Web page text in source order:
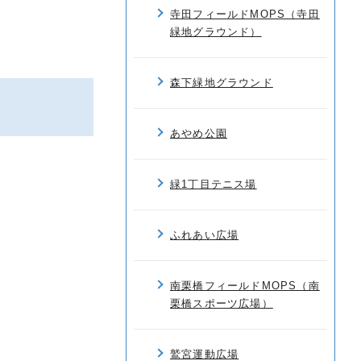
寺田フィールドMOPS（寺田
緑地グラウンド）
森下緑地グラウンド
あやめ公園
緑1丁目テニス場
ふれあい広場
南栗橋フィールドMOPS（南
栗橋スポーツ広場）
鷲宮運動広場